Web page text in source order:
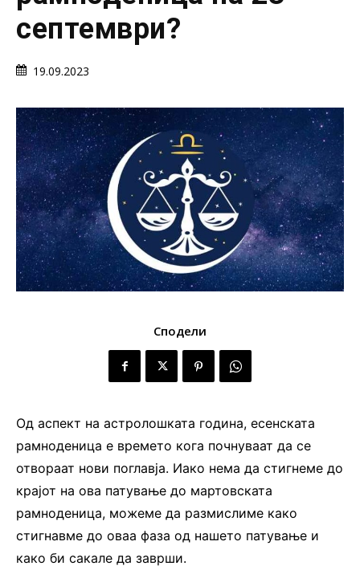
септември?
19.09.2023
Сподели
Од аспект на астролошката година, есенската
рамноденица е времето кога почнуваат да се
отвораат нови поглавја. Иако нема да стигнеме до
крајот на ова патување до мартовската
рамноденица, можеме да размислиме како
стигнавме до оваа фаза од нашето патување и
како би сакале да заврши.